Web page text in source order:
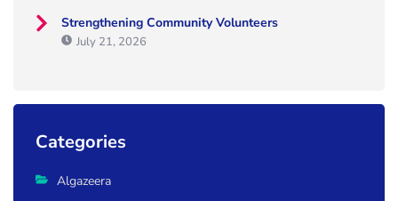
Strengthening Community Volunteers
July 21, 2026
Categories
Algazeera